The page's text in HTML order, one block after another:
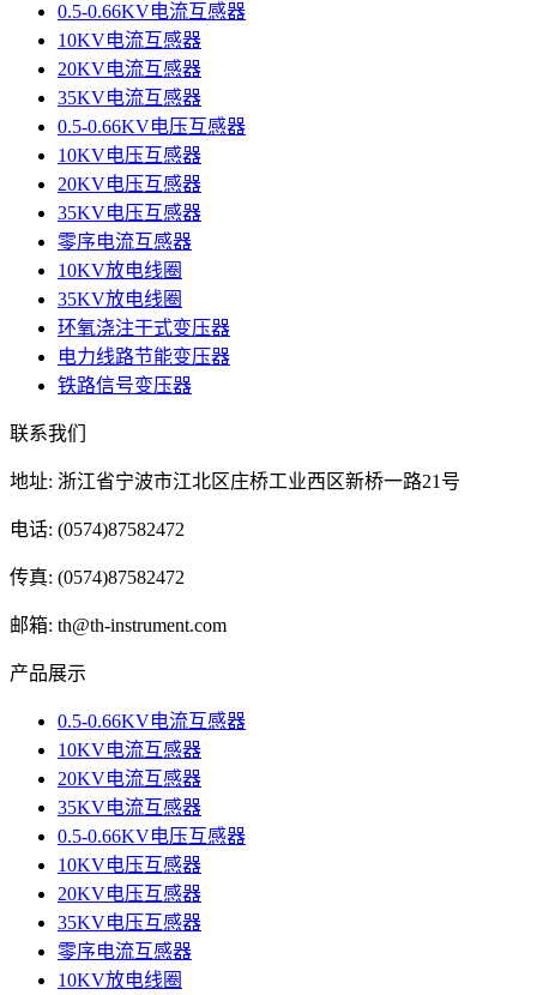
0.5-0.66KV电流互感器
10KV电流互感器
20KV电流互感器
35KV电流互感器
0.5-0.66KV电压互感器
10KV电压互感器
20KV电压互感器
35KV电压互感器
零序电流互感器
10KV放电线圈
35KV放电线圈
环氧浇注干式变压器
电力线路节能变压器
铁路信号变压器
联系我们
地址: 浙江省宁波市江北区庄桥工业西区新桥一路21号
电话: (0574)87582472
传真: (0574)87582472
邮箱: th@th-instrument.com
产品展示
0.5-0.66KV电流互感器
10KV电流互感器
20KV电流互感器
35KV电流互感器
0.5-0.66KV电压互感器
10KV电压互感器
20KV电压互感器
35KV电压互感器
零序电流互感器
10KV放电线圈